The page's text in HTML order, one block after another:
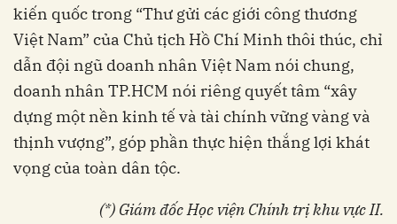
kiến quốc trong “Thư gửi các giới công thương
Việt Nam” của Chủ tịch Hồ Chí Minh thôi thúc, chỉ
dẫn đội ngũ doanh nhân Việt Nam nói chung,
doanh nhân TP.HCM nói riêng quyết tâm “xây
dựng một nền kinh tế và tài chính vững vàng và
thịnh vượng”, góp phần thực hiện thắng lợi khát
vọng của toàn dân tộc.
(*) Giám đốc Học viện Chính trị khu vực II.